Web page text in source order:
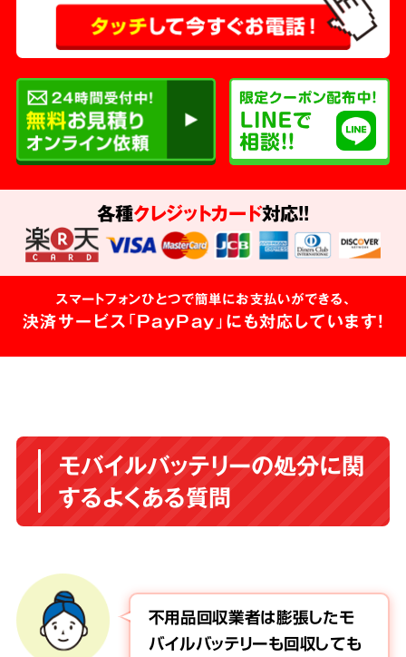
各種クレジットカード対応!!
スマートフォンひとつで簡単にお支払いができる、
決済サービス「PayPay」にも対応しています!
モバイルバッテリーの処分に関
するよくある質問
不用品回収業者は膨張したモ
バイルバッテリーも回収しても